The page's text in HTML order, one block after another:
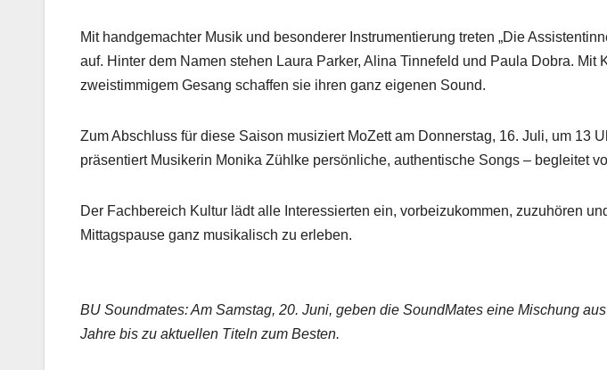
Mit handgemachter Musik und besonderer Instrumentierung treten „Die
auf. Hinter dem Namen stehen Laura Parker, Alina Tinnefeld und Paula Dobra. Mit
zweistimmigem Gesang schaffen sie ihren ganz eigenen Sound.
Zum Abschluss für diese Saison musiziert MoZett am Donnerstag, 16. Juli, um 13
präsentiert Musikerin Monika Zühlke persönliche, authentische Songs – begleitet
Der Fachbereich Kultur lädt alle Interessierten ein, vorbeizukommen, zuzuhören
Mittagspause ganz musikalisch zu erleben.
BU Soundmates: Am Samstag, 20. Juni, geben die SoundMates eine Mischung
Jahre bis zu aktuellen Titeln zum Besten.